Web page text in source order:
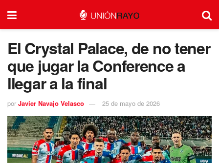
El Crystal Palace, de no tener
que jugar la Conference a
llegar a la final
por Javier Navajo Velasco 25 de mayo de 2026